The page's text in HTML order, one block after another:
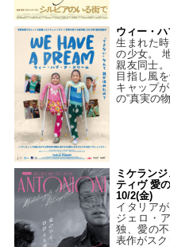
ウィー・
生まれた
の少女。
親友同士
目指し風
キャップ
の“真実の物
ミケラン
ティヴ 愛
10/2(金)
イタリア
ジェロ・
独、愛の
表作がスク